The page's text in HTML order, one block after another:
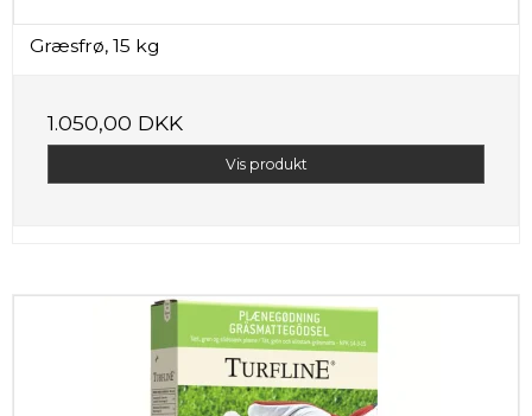
Græsfrø, 15 kg
1.050,00 DKK
Vis produkt